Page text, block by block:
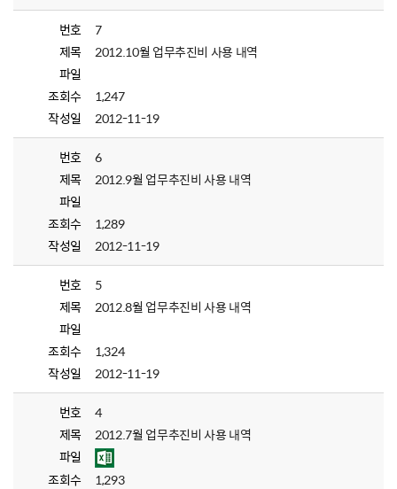
번호
7
제목
2012.10월 업무추진비 사용 내역
파일
조회수
1,247
작성일
2012-11-19
번호
6
제목
2012.9월 업무추진비 사용 내역
파일
조회수
1,289
작성일
2012-11-19
번호
5
제목
2012.8월 업무추진비 사용 내역
파일
조회수
1,324
작성일
2012-11-19
번호
4
제목
2012.7월 업무추진비 사용 내역
파일
조회수
1,293